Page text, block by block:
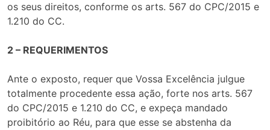
os seus direitos, conforme os arts. 567 do CPC/2015 e
1.210 do CC.
2 – REQUERIMENTOS
Ante o exposto, requer que Vossa Excelência julgue
totalmente procedente essa ação, forte nos arts. 567
do CPC/2015 e 1.210 do CC, e expeça mandado
proibitório ao Réu, para que esse se abstenha da